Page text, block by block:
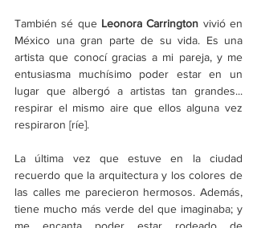
También sé que Leonora Carrington vivió en
México una gran parte de su vida. Es una
artista que conocí gracias a mi pareja, y me
entusiasma muchísimo poder estar en un
lugar que albergó a artistas tan grandes...
respirar el mismo aire que ellos alguna vez
respiraron [ríe].
La última vez que estuve en la ciudad
recuerdo que la arquitectura y los colores de
las calles me parecieron hermosos. Además,
tiene mucho más verde del que imaginaba; y